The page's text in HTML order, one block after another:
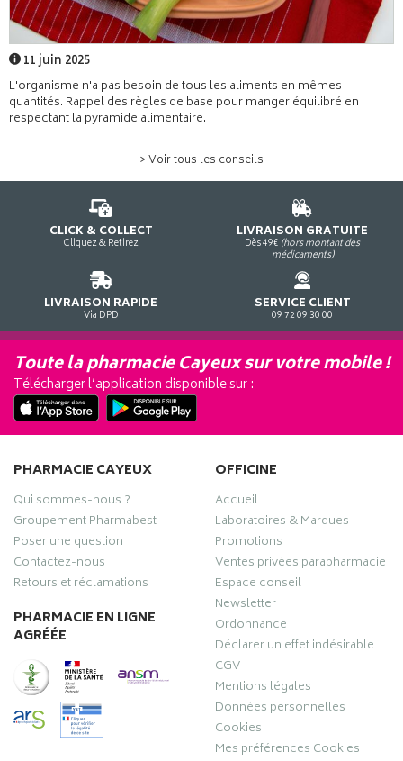
11 juin 2025
L'organisme n'a pas besoin de tous les aliments en mêmes
quantités. Rappel des règles de base pour manger équilibré en
respectant la pyramide alimentaire.
> Voir tous les conseils
CLICK & COLLECT
Cliquez & Retirez
LIVRAISON GRATUITE
Dès 49€ (hors montant des
médicaments)
LIVRAISON RAPIDE
Via DPD
SERVICE CLIENT
09 72 09 30 00
Toute la pharmacie Cayeux sur votre mobile !
Télécharger l’application disponible sur :
PHARMACIE CAYEUX
Qui sommes-nous ?
Groupement Pharmabest
Poser une question
Contactez-nous
Retours et réclamations
PHARMACIE EN LIGNE
AGRÉÉE
OFFICINE
Accueil
Laboratoires & Marques
Promotions
Ventes privées parapharmacie
Espace conseil
Newsletter
Ordonnance
Déclarer un effet indésirable
CGV
Mentions légales
Données personnelles
Cookies
Mes préférences Cookies